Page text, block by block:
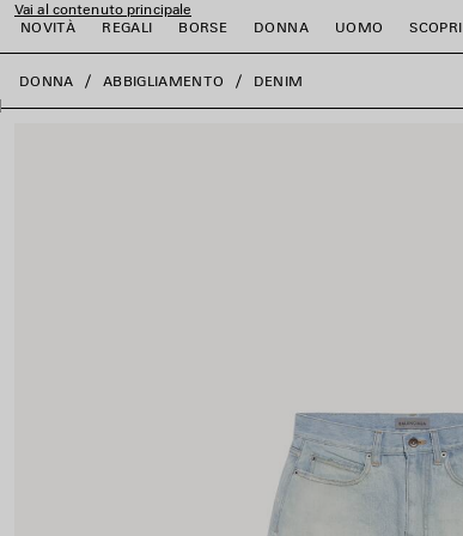
Vai al contenuto principale
NOVITÀ
REGALI BORSE DONNA UOMO SCOPRI
close the banner
DONNA ABBIGLIAMENTO DENIM